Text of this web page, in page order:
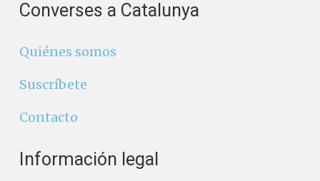
Converses a Catalunya
Quiénes somos
Suscríbete
Contacto
Información legal